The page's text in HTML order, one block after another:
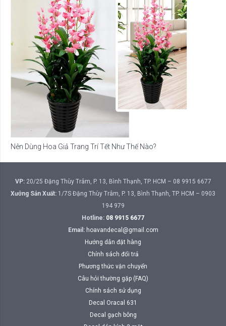
Nên Dùng Hoa Giả Trang Trí Tết Như Thế Nào?
VP:20/25 Đặng Thùy Trâm, P. 13, Bình Thạnh, TP. HCM – 08 9915 6677
Xưởng Sản Xuất: 1/7S Đặng Thùy Trâm, P. 13, Bình Thạnh, TP. HCM – 0903
194 979
Hotline: 08 9915 6677
Email: hoavandecal@gmail.com
Hướng dẫn đặt hàng
Chính sách đổi trả
Phương thức vận chuyển
Câu hỏi thường gặp (FAQ)
Chính sách sử dụng
Decal Oracal 631
Decal gạch bông